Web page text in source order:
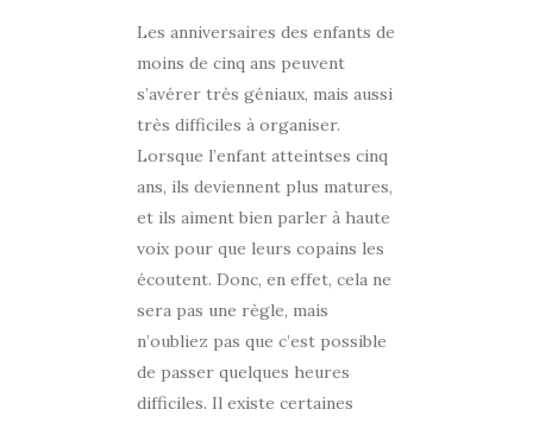
Les anniversaires des enfants de
moins de cinq ans peuvent
s’avérer très géniaux, mais aussi
très difficiles à organiser.
Lorsque l’enfant atteintses cinq
ans, ils deviennent plus matures,
et ils aiment bien parler à haute
voix pour que leurs copains les
écoutent. Donc, en effet, cela ne
sera pas une règle, mais
n’oubliez pas que c’est possible
de passer quelques heures
difficiles. Il existe certaines